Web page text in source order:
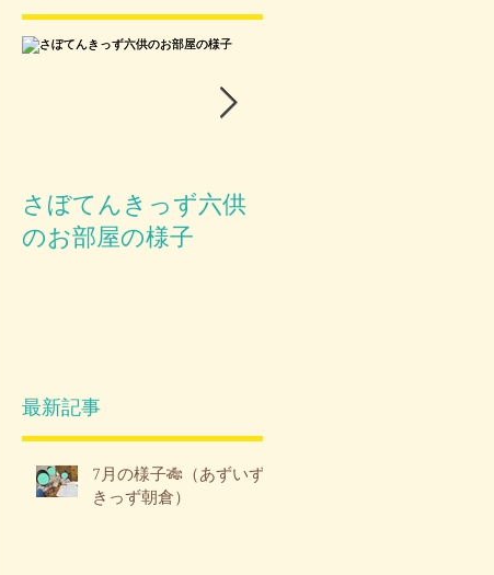
さぼてんきっず六供
のお部屋の様子
最新記事
7月の様子🎋（あずいず
きっず朝倉）